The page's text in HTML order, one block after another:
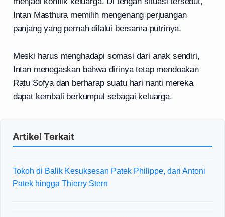
Intan Masthura memilih mengenang perjuangan
panjang yang pernah dilalui bersama putrinya.
Meski harus menghadapi somasi dari anak sendiri,
Intan menegaskan bahwa dirinya tetap mendoakan
Ratu Sofya dan berharap suatu hari nanti mereka
dapat kembali berkumpul sebagai keluarga.
Artikel Terkait
Tokoh di Balik Kesuksesan Patek Philippe, dari Antoni
Patek hingga Thierry Stern